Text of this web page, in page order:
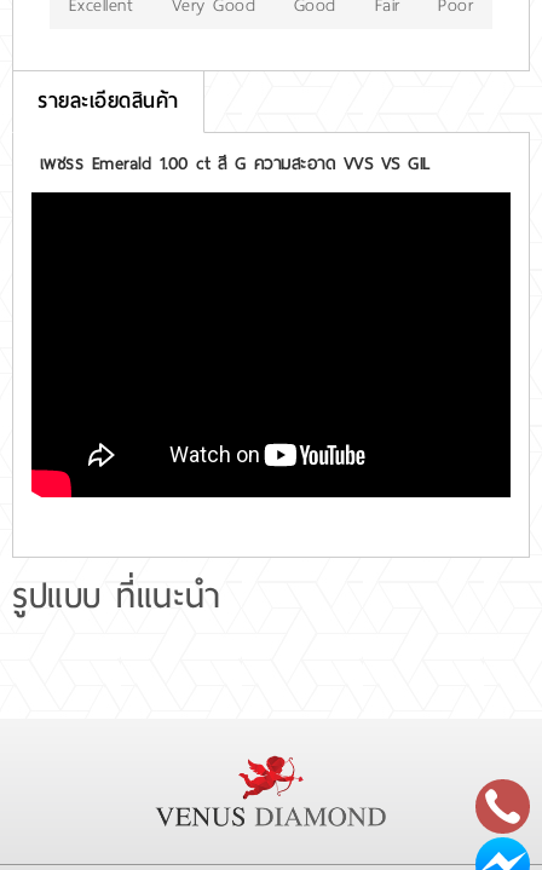
รายละเอียดสินค้า
เพชรร Emerald 1.00 ct สี G ความสะอาด VVS VS GIL
รูปแบบ ที่แนะนำ